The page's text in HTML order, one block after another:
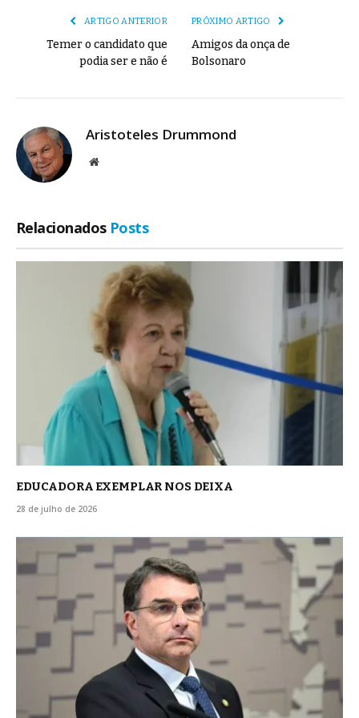
ARTIGO ANTERIOR
Temer o candidato que
podia ser e não é
PRÓXIMO ARTIGO
Amigos da onça de
Bolsonaro
Aristoteles Drummond
Site
Relacionados Posts
EDUCADORA EXEMPLAR NOS DEIXA
28 de julho de 2026